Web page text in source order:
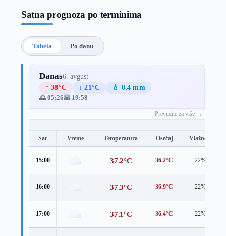
Satna prognoza po terminima
Tabela Po danu
Danas6. avgust
↑ 38°C
↓ 21°C
💧 0.4 mm
🌅 05:26🌇 19:58
Prevucite za više →
Sat Vreme Temperatura Osećaj Vlažnost
15:00 37.2°C 36.2°C 22%
16:00 37.3°C 36.9°C 22%
17:00 37.1°C 36.4°C 22%